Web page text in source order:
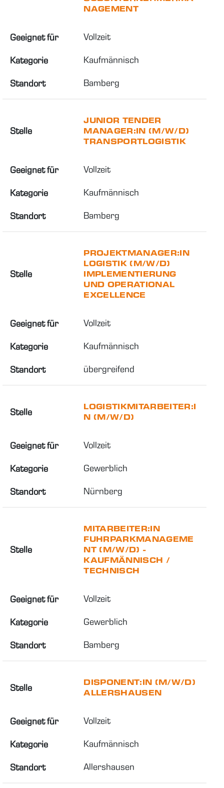
NAGEMENT
Geeignet für Vollzeit
Kategorie Kaufmännisch
Standort Bamberg
Stelle
JUNIOR TENDER
MANAGER:IN (M/W/D)
TRANSPORTLOGISTIK
Geeignet für Vollzeit
Kategorie Kaufmännisch
Standort Bamberg
Stelle
PROJEKTMANAGER:IN
LOGISTIK (M/W/D)
IMPLEMENTIERUNG
UND OPERATIONAL
EXCELLENCE
Geeignet für Vollzeit
Kategorie Kaufmännisch
Standort übergreifend
Stelle
LOGISTIKMITARBEITER:I
N (M/W/D)
Geeignet für Vollzeit
Kategorie Gewerblich
Standort Nürnberg
Stelle
MITARBEITER:IN
FUHRPARKMANAGEME
NT (M/W/D) -
KAUFMÄNNISCH /
TECHNISCH
Geeignet für Vollzeit
Kategorie Gewerblich
Standort Bamberg
Stelle
DISPONENT:IN (M/W/D)
ALLERSHAUSEN
Geeignet für Vollzeit
Kategorie Kaufmännisch
Standort Allershausen